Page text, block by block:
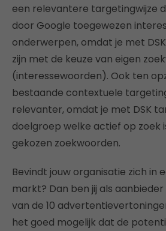
een relevantere targetingwijze
door Google toegewezen
onderwerpen, omdat je met
zijn met de keuze van eigen
(interessewoorden). Ook ten
bestaande contextuele
relevanter, omdat je met DSK
doelgroep welke actief op zoek
gekozen zoekwoorden.
Bevindt jouw organisatie zich in
markt? Dan ben jij als
van de 10
het goed mogelijk dat de